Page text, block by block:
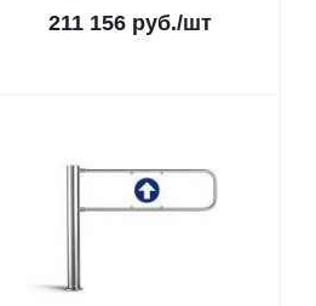
211 156 руб./шт